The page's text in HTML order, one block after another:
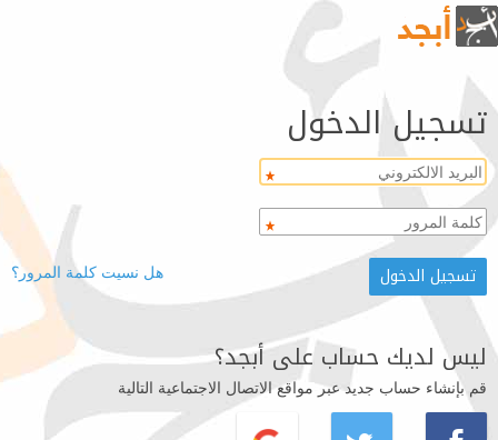
تسجيل الدخول
هل نسيت كلمة المرور؟
ليس لديك حساب على أبجد؟
قم بإنشاء حساب جديد عبر مواقع الاتصال الاجتماعية التالية